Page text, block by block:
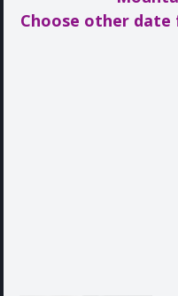
Choose other date